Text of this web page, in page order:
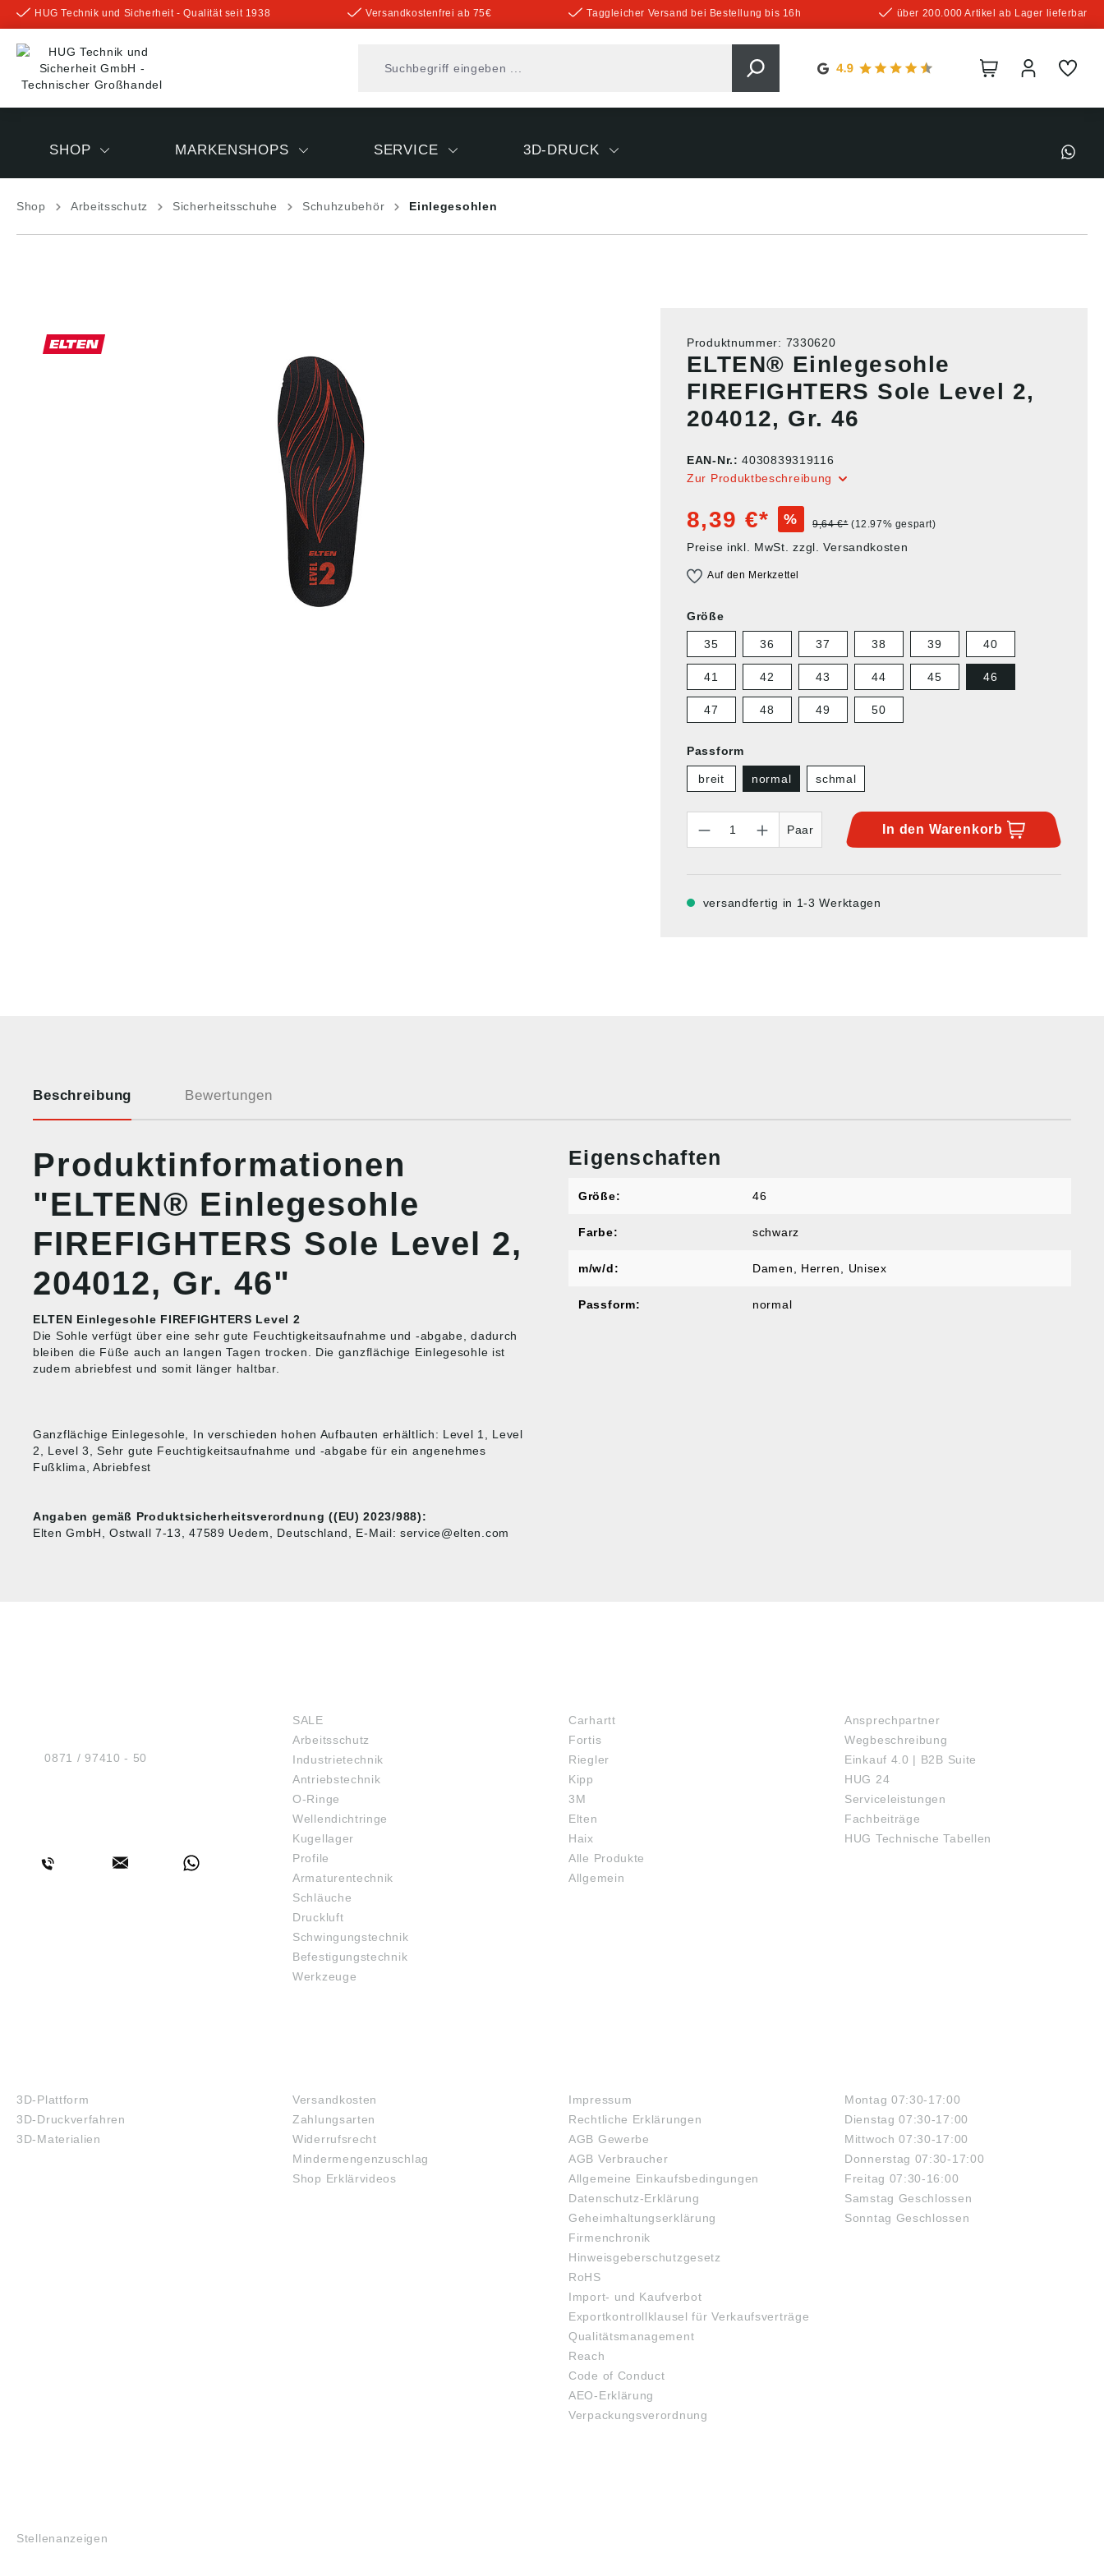
springen
HUG Technik und Sicherheit - Qualität seit 1938 Versandkostenfrei ab 75€ Taggleicher Versand bei Bestellung bis 16h über 200.000 Artikel ab Lager lieferbar
SHOP MARKENSHOPS SERVICE 3D-DRUCK
Shop Arbeitsschutz Sicherheitsschuhe Schuhzubehör Einlegesohlen
Produktnummer: 7330620
ELTEN® Einlegesohle
FIREFIGHTERS Sole Level 2,
204012, Gr. 46
EAN-Nr.:4030839319116
Zur Produktbeschreibung
8,39 €* % 9,64 €* (12.97% gespart)
Preise inkl. MwSt. zzgl. Versandkosten
Auf den Merkzettel
Größe
35 36 37 38 39 40
41 42 43 44 45 46
47 48 49 50
Passform
breit normal schmal
Paar
In den Warenkorb
versandfertig in 1-3 Werktagen
Beschreibung Bewertungen
Produktinformationen
"ELTEN® Einlegesohle
FIREFIGHTERS Sole Level 2,
204012, Gr. 46"
ELTEN Einlegesohle FIREFIGHTERS Level 2
Die Sohle verfügt über eine sehr gute Feuchtigkeitsaufnahme und -abgabe, dadurch
bleiben die Füße auch an langen Tagen trocken. Die ganzflächige Einlegesohle ist
zudem abriebfest und somit länger haltbar.
Ganzflächige Einlegesohle, In verschieden hohen Aufbauten erhältlich: Level 1, Level
2, Level 3, Sehr gute Feuchtigkeitsaufnahme und -abgabe für ein angenehmes
Fußklima, Abriebfest
Angaben gemäß Produktsicherheitsverordnung ((EU) 2023/988):
Elten GmbH, Ostwall 7-13, 47589 Uedem, Deutschland, E-Mail: service@elten.com
Eigenschaften
Größe: 46
Farbe: schwarz
m/w/d: Damen , Herren , Unisex
Passform: normal
Tel.:0871 / 97410 - 50
SALE
Arbeitsschutz
Industrietechnik
Antriebstechnik
O-Ringe
Wellendichtringe
Kugellager
Profile
Armaturentechnik
Schläuche
Druckluft
Schwingungstechnik
Befestigungstechnik
Werkzeuge
Carhartt
Fortis
Riegler
Kipp
3M
Elten
Haix
Alle Produkte
Allgemein
Ansprechpartner
Wegbeschreibung
Einkauf 4.0 | B2B Suite
HUG 24
Serviceleistungen
Fachbeiträge
HUG Technische Tabellen
3D-Plattform
3D-Druckverfahren
3D-Materialien
Versandkosten
Zahlungsarten
Widerrufsrecht
Mindermengenzuschlag
Shop Erklärvideos
Impressum
Rechtliche Erklärungen
AGB Gewerbe
AGB Verbraucher
Allgemeine Einkaufsbedingungen
Datenschutz-Erklärung
Geheimhaltungserklärung
Firmenchronik
Hinweisgeberschutzgesetz
RoHS
Import- und Kaufverbot
Exportkontrollklausel für Verkaufsverträge
Qualitätsmanagement
Reach
Code of Conduct
AEO-Erklärung
Verpackungsverordnung
Montag 07:30-17:00
Dienstag 07:30-17:00
Mittwoch 07:30-17:00
Donnerstag 07:30-17:00
Freitag 07:30-16:00
Samstag Geschlossen
Sonntag Geschlossen
Stellenanzeigen